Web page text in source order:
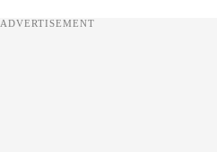
ADVERTISEMENT